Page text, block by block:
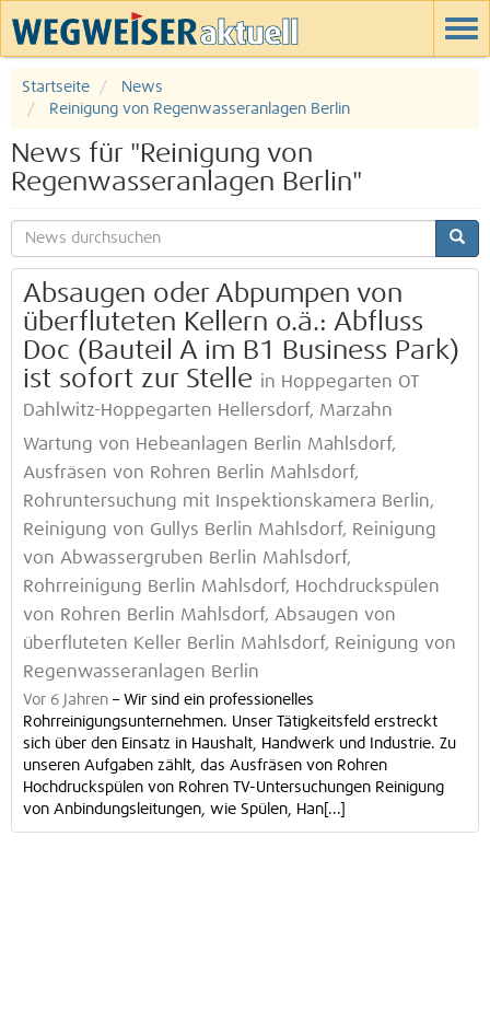
Startseite
News
Reinigung von Regenwasseranlagen Berlin
News für "Reinigung von
Regenwasseranlagen Berlin"
Absaugen oder Abpumpen von
überfluteten Kellern o.ä.: Abfluss
Doc (Bauteil A im B1 Business Park)
ist sofort zur Stelle in Hoppegarten OT
Dahlwitz-Hoppegarten Hellersdorf, Marzahn
Wartung von Hebeanlagen Berlin Mahlsdorf,
Ausfräsen von Rohren Berlin Mahlsdorf,
Rohruntersuchung mit Inspektionskamera Berlin,
Reinigung von Gullys Berlin Mahlsdorf, Reinigung
von Abwassergruben Berlin Mahlsdorf,
Rohrreinigung Berlin Mahlsdorf, Hochdruckspülen
von Rohren Berlin Mahlsdorf, Absaugen von
überfluteten Keller Berlin Mahlsdorf, Reinigung von
Regenwasseranlagen Berlin
Vor 6 Jahren – Wir sind ein professionelles
Rohrreinigungsunternehmen. Unser Tätigkeitsfeld erstreckt
sich über den Einsatz in Haushalt, Handwerk und Industrie. Zu
unseren Aufgaben zählt, das Ausfräsen von Rohren
Hochdruckspülen von Rohren TV-Untersuchungen Reinigung
von Anbindungsleitungen, wie Spülen, Han[...]